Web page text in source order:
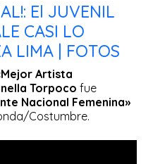
El JUVENIL
CASI LO
LIMA | FOTOS
Artista
Torpoco fue
Nacional Femenina»
Costumbre.